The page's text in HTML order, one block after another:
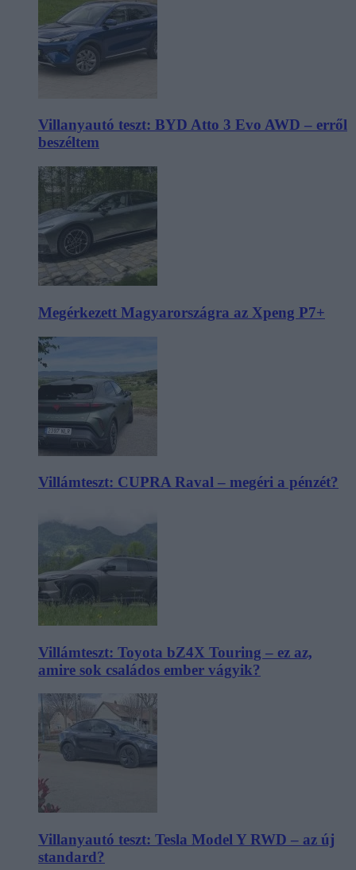
Villanyautó teszt: BYD Atto 3 Evo AWD – erről
beszéltem
Megérkezett Magyarországra az Xpeng P7+
Villámteszt: CUPRA Raval – megéri a pénzét?
Villámteszt: Toyota bZ4X Touring – ez az,
amire sok családos ember vágyik?
Villanyautó teszt: Tesla Model Y RWD – az új
standard?